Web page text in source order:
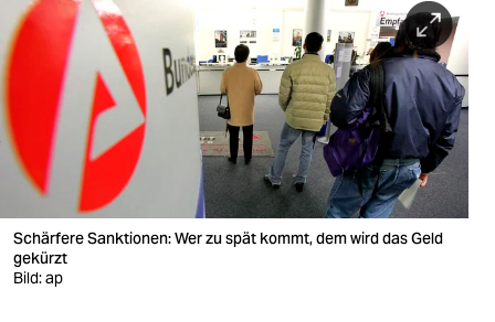
berlin
wahrheit
verlag
verlag
veranstaltungen
Schärfere Sanktionen: Wer zu spät kommt, dem wird das Geld
gekürzt
Bild: ap